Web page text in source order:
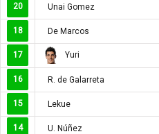
20 Unai Gomez
18 De Marcos
17 Yuri
16 R. de Galarreta
15 Lekue
14 U. Núñez